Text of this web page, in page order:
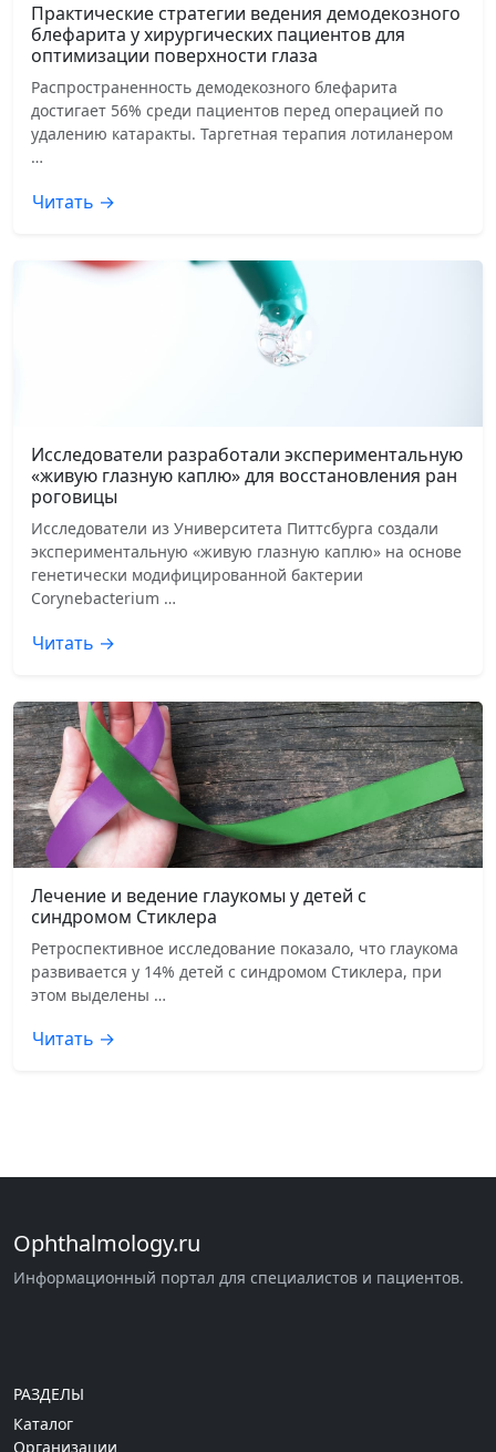
Практические стратегии ведения демодекозного
блефарита у хирургических пациентов для
оптимизации поверхности глаза
Распространенность демодекозного блефарита
достигает 56% среди пациентов перед операцией по
удалению катаракты. Таргетная терапия лотиланером
…
Читать →
Исследователи разработали экспериментальную
«живую глазную каплю» для восстановления ран
роговицы
Исследователи из Университета Питтсбурга создали
экспериментальную «живую глазную каплю» на основе
генетически модифицированной бактерии
Corynebacterium …
Читать →
Лечение и ведение глаукомы у детей с
синдромом Стиклера
Ретроспективное исследование показало, что глаукома
развивается у 14% детей с синдромом Стиклера, при
этом выделены …
Читать →
Ophthalmology.ru
Информационный портал для специалистов и пациентов.
РАЗДЕЛЫ
Каталог
Организации